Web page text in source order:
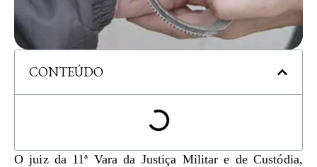
CONTEÚDO
O juiz da 11ª Vara da Justiça Militar e de Custódia,